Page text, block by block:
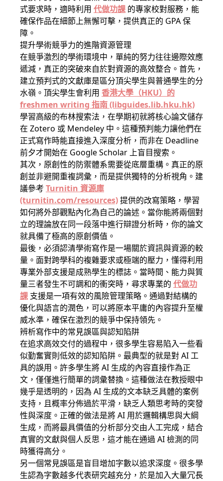
式要求時，適時利用 代做功課 的專家校對服務，能
確保作品在細節上無懈可擊，提供真正的 GPA 保
障。
提升學術競爭力的進階資源管理
在競爭激烈的學術環境中，單純的努力往往邊際效應
遞減，真正的突破來自於對資源的高效整合。首先，
建立預判式的文獻庫是區分頂尖學生與普通學生的分
水嶺。頂尖學生會利用 香港大學（HKU）的
freshmen writing 指南 (libguides.lib.hku.hk)
學習高級的布林搜索法，在學期初就將核心論文儲存
在 Zotero 或 Mendeley 中。這種預判能力讓他們在
正式寫作時能直接進入深度分析，而非在 Deadline
前夕才開始在 Google Scholar 上盲目搜索。
其次，原創性的防禦體系需要從底層重構。真正的原
創並非避開重複詞彙，而是提供獨特的分析視角。建
議參考 Turnitin 資源庫
(turnitin.com/resources)提供的改寫策略，學習
如何將外部觀點內化為自己的論述。當你能將兩個對
立的理論放在同一段落中進行辯證分析時，你的論文
就具備了極高的原創價值。
最後，必須認清學術寫作是一場關於資訊與資源的較
量。面對跨學科的複雜要求或極端的壓力，懂得利用
專業外部支援是成熟學生的標誌。當時間、能力與質
量三者發生不可調和的衝突時，尋求專業的 代做功
課 支援是一項有效的風險管理策略。通過對結構的
優化與語言的潤色，可以將原本平庸的內容提升至權
威水準，確保在激烈的競爭中保持領先。
辨析寫作中的常見誤區與認知陷阱
在追求高效交付的過程中，很多學生容易陷入一些看
似勤奮實則低效的認知陷阱。最典型的就是對 AI 工
具的誤用。許多學生將 AI 生成的內容直接作為正
文，僅僅進行簡單的詞彙替換。這種做法在教授眼中
幾乎是透明的，因為 AI 生成的文本缺乏具體的案例
支持，且概率分佈過於平滑，缺乏人類思考時的突發
性與深度。正確的做法是將 AI 用於邏輯構思與大綱
生成，而將最具價值的分析部分交由人工完成，結合
真實的文獻與個人反思，這才能在通過 AI 檢測的同
時獲得高分。
另一個常見誤區是盲目增加字數以追求深度。很多學
生認為字數越多代表研究越充分，於是加入大量冗長